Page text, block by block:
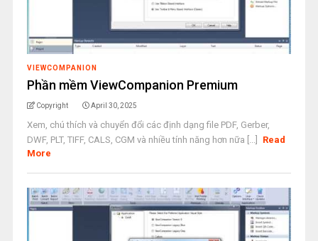
VIEWCOMPANION
Phần mềm ViewCompanion Premium
Copyright April 30, 2025
Xem, chú thích và chuyển đổi các định dạng file PDF, Gerber,
DWF, PLT, TIFF, CALS, CGM và nhiều tính năng hơn nữa [...]
Read
More